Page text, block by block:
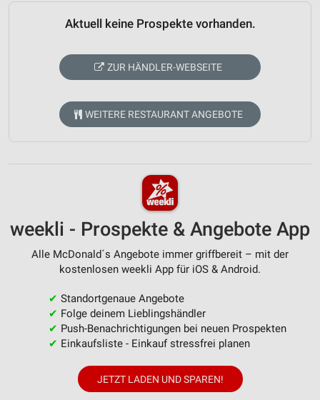
Aktuell keine Prospekte vorhanden.
ZUR HÄNDLER-WEBSEITE
WEITERE RESTAURANT ANGEBOTE
weekli - Prospekte & Angebote App
Alle McDonald´s Angebote immer griffbereit – mit der
kostenlosen weekli App für iOS & Android.
✔ Standortgenaue Angebote
✔ Folge deinem Lieblingshändler
✔ Push-Benachrichtigungen bei neuen Prospekten
✔ Einkaufsliste - Einkauf stressfrei planen
JETZT LADEN UND SPAREN!